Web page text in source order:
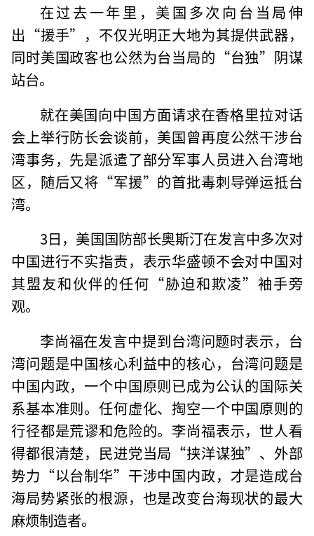
在过去一年里，美国多次向台当局伸
出“援手”，不仅光明正大地为其提供武器，
同时美国政客也公然为台当局的“台独”阴谋
站台。
就在美国向中国方面请求在香格里拉对话
会上举行防长会谈前，美国曾再度公然干涉台
湾事务，先是派遣了部分军事人员进入台湾地
区，随后又将“军援”的首批毒刺导弹运抵台
湾。
3日，美国国防部长奥斯汀在发言中多次对
中国进行不实指责，表示华盛顿不会对中国对
其盟友和伙伴的任何“胁迫和欺凌”袖手旁
观。
李尚福在发言中提到台湾问题时表示，台
湾问题是中国核心利益中的核心，台湾问题是
中国内政，一个中国原则已成为公认的国际关
系基本准则。任何虚化、掏空一个中国原则的
行径都是荒谬和危险的。李尚福表示，世人看
得都很清楚，民进党当局“挟洋谋独”、外部
势力“以台制华”干涉中国内政，才是造成台
海局势紧张的根源，也是改变台海现状的最大
麻烦制造者。